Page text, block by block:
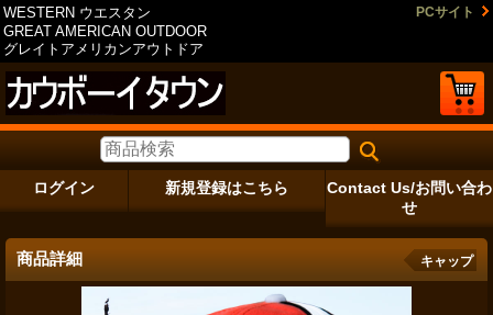
WESTERN ウエスタン
GREAT AMERICAN OUTDOOR
グレイトアメリカンアウトドア
PCサイト
ログイン 新規登録はこちら
Contact Us/お問い合わ
せ
商品詳細 キャップ